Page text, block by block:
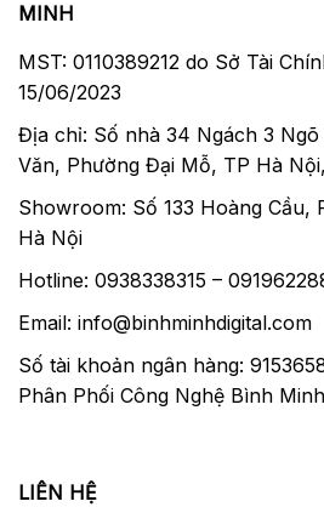
MINH
MST: 0110389212 do Sở Tài
15/06/2023
Địa chỉ: Số nhà 34 Ngách 3
Văn, Phường Đại Mỗ, TP Hà
Showroom: Số 133 Hoàng Cầu,
Hà Nội
Hotline: 0938338315 –
Email: info@binhminhdigital.com
Số tài khoản ngân hàng:
Phân Phối Công Nghệ Bình
LIÊN HỆ